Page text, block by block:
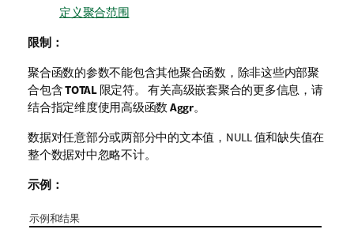
定义聚合范围
限制：
聚合函数的参数不能包含其他聚合函数，除非这些内部聚
合包含TOTAL限定符。 有关高级嵌套聚合的更多信息，请
结合指定维度使用高级函数 Aggr。
数据对任意部分或两部分中的文本值， NULL值和缺失值在
整个数据对中忽略不计。
示例：
示例和结果